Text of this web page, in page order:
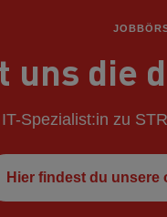
uns die
Spezialist:in zu
Hier findest du unsere